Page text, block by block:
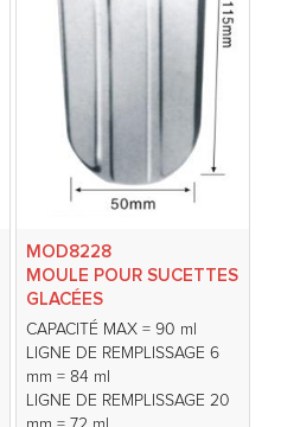
MOD8228
MOULE POUR SUCETTES
GLACÉES
CAPACITÉ MAX = 90 ml
LIGNE DE REMPLISSAGE 6
mm = 84 ml
LIGNE DE REMPLISSAGE 20